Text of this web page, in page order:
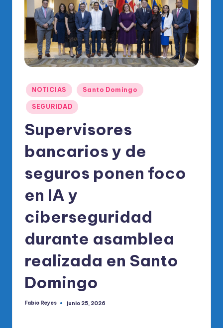
di
o
O
ci
al
el
R
M
Publicado
en
NOTICIAS Santo Domingo
SEGURIDAD
Supervisores
bancarios y de
seguros ponen foco
en IA y
ciberseguridad
durante asamblea
realizada en Santo
Domingo
Publicado
Fabio Reyes junio 25, 2026